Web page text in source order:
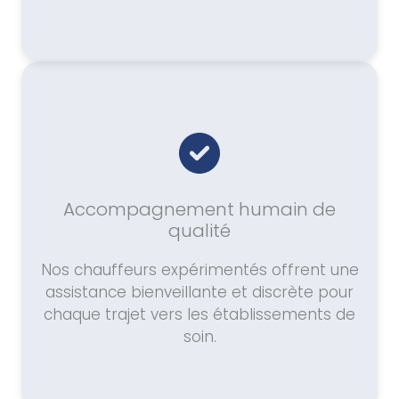
Accompagnement humain de
qualité
Nos chauffeurs expérimentés offrent une
assistance bienveillante et discrète pour
chaque trajet vers les établissements de
soin.